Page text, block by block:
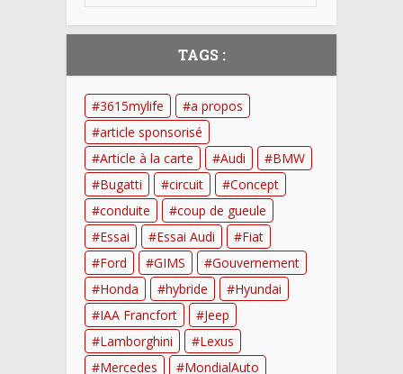
TAGS :
3615mylife
a propos
article sponsorisé
Article à la carte
Audi
BMW
Bugatti
circuit
Concept
conduite
coup de gueule
Essai
Essai Audi
Fiat
Ford
GIMS
Gouvernement
Honda
hybride
Hyundai
IAA Francfort
Jeep
Lamborghini
Lexus
Mercedes
MondialAuto